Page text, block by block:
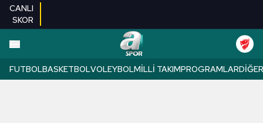
CANLI
SKOR
FUTBOLBASKETBOLVOLEYBOLMILLI TAKIMPROGRAMLARDIĞER